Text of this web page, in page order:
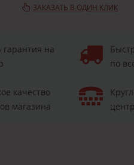
ЗАКАЗАТЬ В ОДИН КЛИК
гарантия на
по
качество
магазина